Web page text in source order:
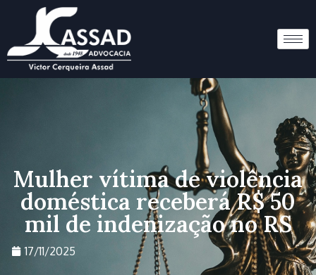
Mulher vítima de violência
doméstica receberá R$ 50
mil de indenização no RS
17/11/2025